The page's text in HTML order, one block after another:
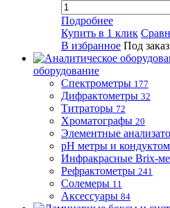
Подробнее
Купить в 1 клик
В избранное Под заказ
оборудование
Спектрометры 177
Дифрактометры 32
Титраторы 72
Хроматографы 20
Элементные
pH метры и
Инфракрасные Brix-
Рефрактометры 241
Солемеры 11
Аксессуары 84